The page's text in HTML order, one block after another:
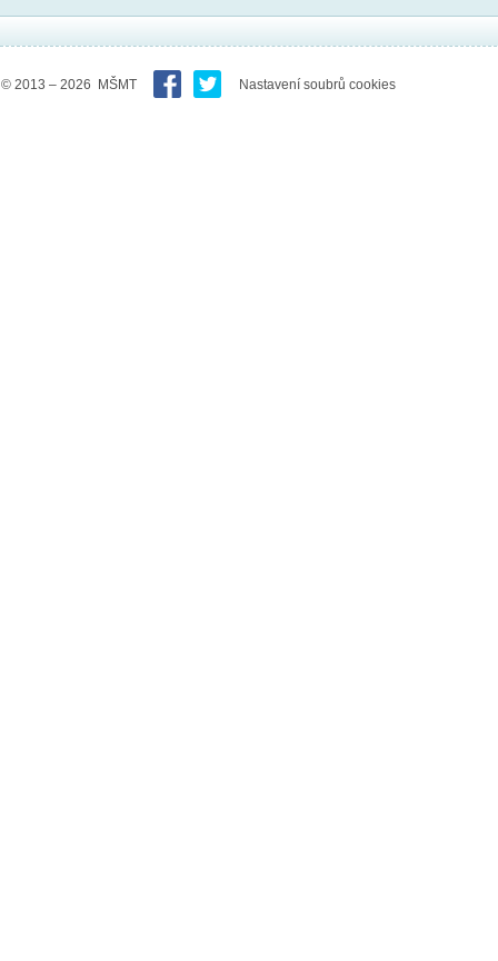
© 2013 – 2026 MŠMT Nastavení soubrů cookies